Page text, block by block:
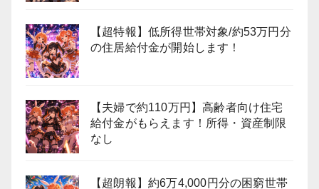
【超特報】低所得世帯対象/約53万円分
の住居給付金が開始します！
【夫婦で約110万円】高齢者向け住宅
給付金がもらえます！所得・資産制限
なし
【超朗報】約6万4,000円分の困窮世帯